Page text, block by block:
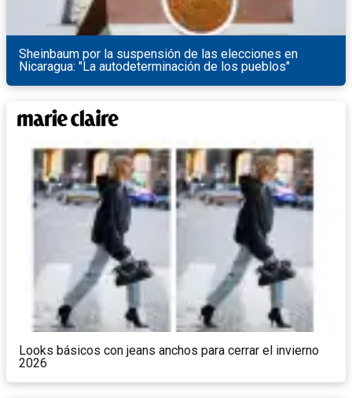
Sheinbaum por la suspensión de las elecciones en
Nicaragua: "La autodeterminación de los pueblos"
Looks básicos con jeans anchos para cerrar el invierno
2026